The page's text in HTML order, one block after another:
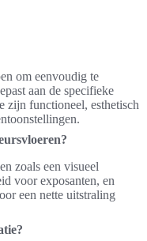
om eenvoudig te
aan de specifieke
zijn functioneel, esthetisch
zoals een visueel
voor exposanten, en
een nette uitstraling